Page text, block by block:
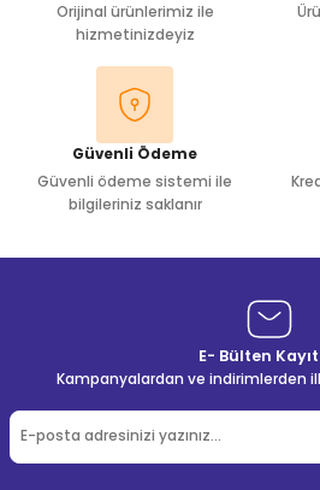
Orijinal ürünlerimiz ile
hizmetinizdeyiz
Güvenli Ödeme
Güvenli ödeme sistemi ile
bilgileriniz saklanır
E- Bülten
Kampanyalardan ve indirimlerden